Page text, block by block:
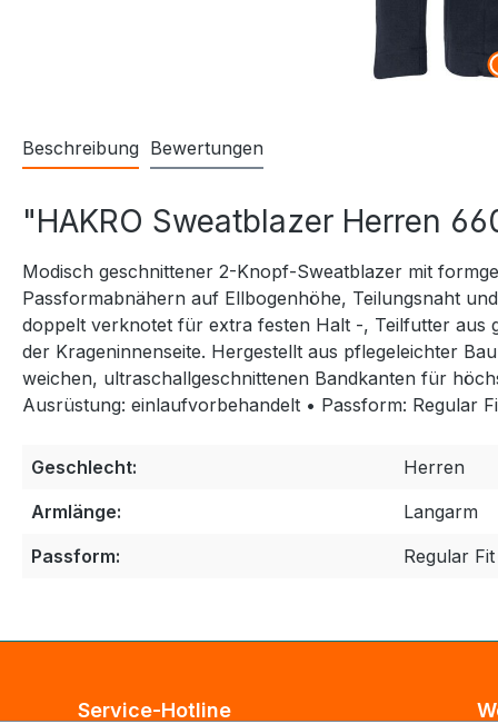
Beschreibung Bewertungen
"HAKRO Sweatblazer Herren
Modisch geschnittener 2-Knopf-Sweatblazer mit
Passformabnähern auf Ellbogenhöhe, Teilungsnaht
doppelt verknotet für extra festen Halt -, Teilfutter aus
der Krageninnenseite. Hergestellt aus pflegeleichter
weichen, ultraschallgeschnittenen Bandkanten für
Ausrüstung: einlaufvorbehandelt • Passform: Regular
Geschlecht:
Herren
Armlänge:
Langarm
Passform:
Regular Fit
Service-Hotline